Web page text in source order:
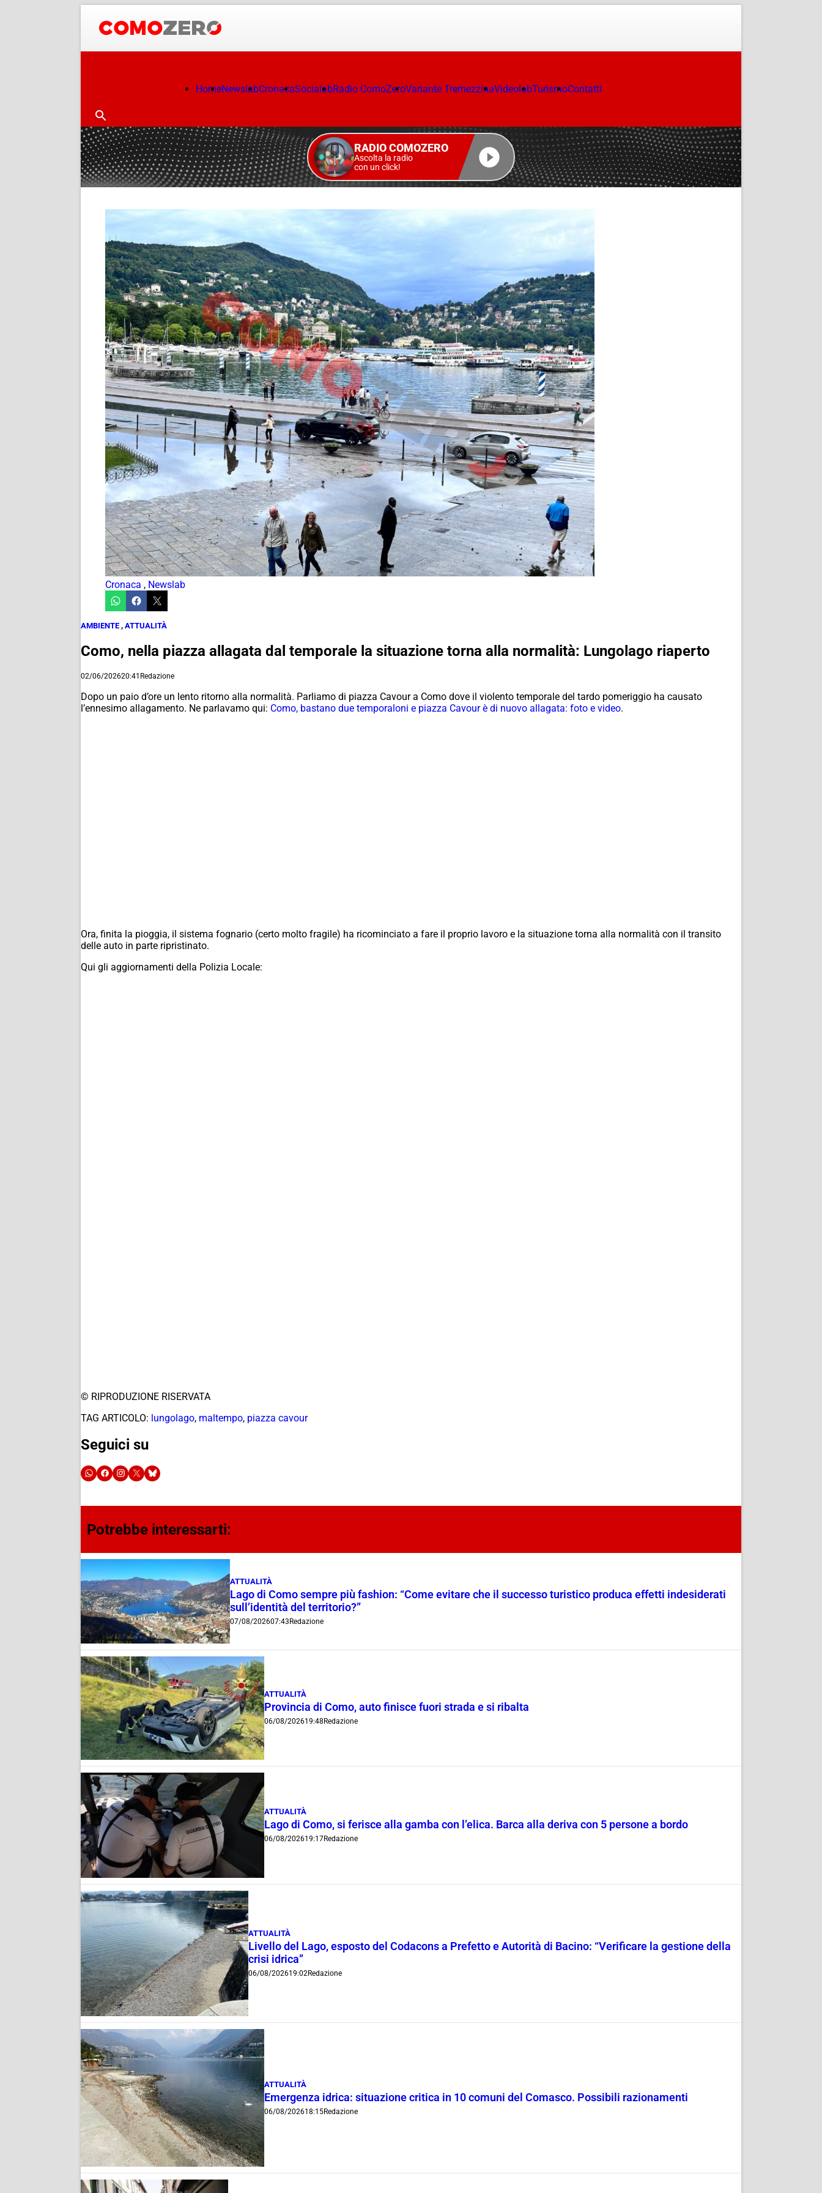
HomeNewslabCronacaSocialabRadio ComoZeroVariante TremezzinaVideolabTurismoContatti
RADIO COMOZERO
Ascolta la radio
con un click!
Cronaca , Newslab
AMBIENTE , ATTUALITÀ
Como, nella piazza allagata dal temporale la situazione torna alla normalità: Lungolago riaperto
02/06/202620:41 Redazione
Dopo un paio d’ore un lento ritorno alla normalità. Parliamo di piazza Cavour a Como dove il violento temporale del tardo pomeriggio ha causato
l’ennesimo allagamento. Ne parlavamo qui: Como, bastano due temporaloni e piazza Cavour è di nuovo allagata: foto e video.
Ora, finita la pioggia, il sistema fognario (certo molto fragile) ha ricominciato a fare il proprio lavoro e la situazione torna alla normalità con il transito
delle auto in parte ripristinato.
Qui gli aggiornamenti della Polizia Locale:
© RIPRODUZIONE RISERVATA
TAG ARTICOLO: lungolago, maltempo, piazza cavour
Seguici su
Potrebbe interessarti:
ATTUALITÀ
Lago di Como sempre più fashion: “Come evitare che il successo turistico produca effetti indesiderati
sull’identità del territorio?”
07/08/202607:43Redazione
ATTUALITÀ
Provincia di Como, auto finisce fuori strada e si ribalta
06/08/202619:48 Redazione
ATTUALITÀ
Lago di Como, si ferisce alla gamba con l’elica. Barca alla deriva con 5 persone a bordo
06/08/202619:17Redazione
ATTUALITÀ
Livello del Lago, esposto del Codacons a Prefetto e Autorità di Bacino: “Verificare la gestione della
crisi idrica”
06/08/202619:02Redazione
ATTUALITÀ
Emergenza idrica: situazione critica in 10 comuni del Comasco. Possibili razionamenti
06/08/202618:15Redazione